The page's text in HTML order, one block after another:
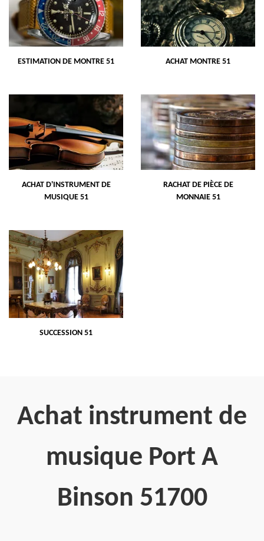
ESTIMATION DE MONTRE 51 ACHAT MONTRE 51
ACHAT D'INSTRUMENT DE
MUSIQUE 51
RACHAT DE PIÈCE DE
MONNAIE 51
SUCCESSION 51
Achat instrument de
musique Port A
Binson 51700